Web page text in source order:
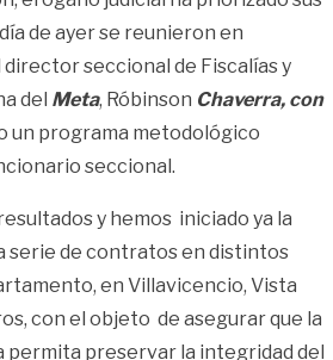
de ayer se reunieron en
seccional de Fiscalías y
del Meta, Róbinson Chaverra, con
un programa metodológico
seccional.
y hemos iniciado ya la
serie de contratos en distintos
en Villavicencio, Vista
con el objeto de asegurar que la
permita preservar la integridad del